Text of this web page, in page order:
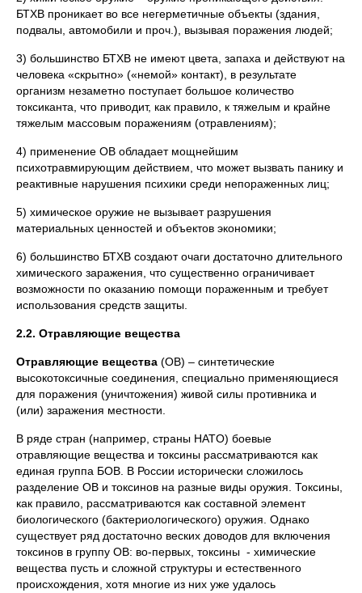
БТХВ проникает во все негерметичные объекты (здания,
подвалы, автомобили и проч.), вызывая поражения людей;
3) большинство БТХВ не имеют цвета, запаха и действуют на
человека «скрытно» («немой» контакт), в результате
организм незаметно поступает большое количество
токсиканта, что приводит, как правило, к тяжелым и крайне
тяжелым массовым поражениям (отравлениям);
4) применение ОВ обладает мощнейшим
психотравмирующим действием, что может вызвать панику и
реактивные нарушения психики среди непораженных лиц;
5) химическое оружие не вызывает разрушения
материальных ценностей и объектов экономики;
6) большинство БТХВ создают очаги достаточно длительного
химического заражения, что существенно ограничивает
возможности по оказанию помощи пораженным и требует
использования средств защиты.
2.2. Отравляющие вещества
Отравляющие вещества (ОВ) – синтетические
высокотоксичные соединения, специально применяющиеся
для поражения (уничтожения) живой силы противника и
(или) заражения местности.
В ряде стран (например, страны НATO) боевые
отравляющие вещества и токсины рассматриваются как
единая группа БОВ. В России исторически сложилось
разделение ОВ и токсинов на разные виды оружия. Токсины,
как правило, рассматриваются как составной элемент
биологического (бактериологического) оружия. Однако
существует ряд достаточно веских доводов для включения
токсинов в группу ОВ: во-первых, токсины - химические
вещества пусть и сложной структуры и естественного
происхождения, хотя многие из них уже удалось